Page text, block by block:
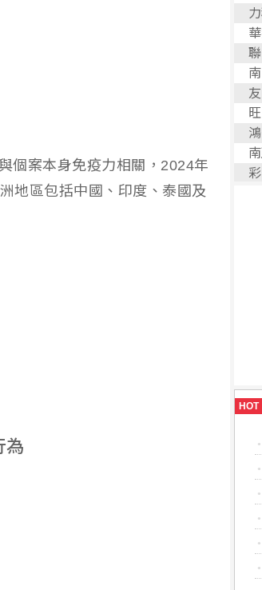
HOT
個案本身免疫力相關，2024年
地區包括中國、印度、泰國及
為